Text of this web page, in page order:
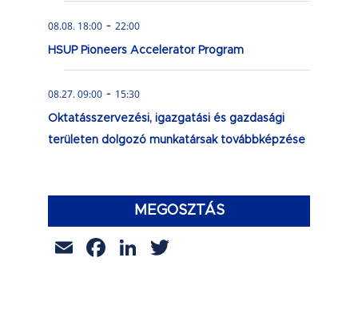
08.08. 18:00 - 22:00
HSUP Pioneers Accelerator Program
08.27. 09:00 - 15:30
Oktatásszervezési, igazgatási és gazdasági
területen dolgozó munkatársak továbbképzése
MEGOSZTÁS
EmailFacebook
LinkedIn